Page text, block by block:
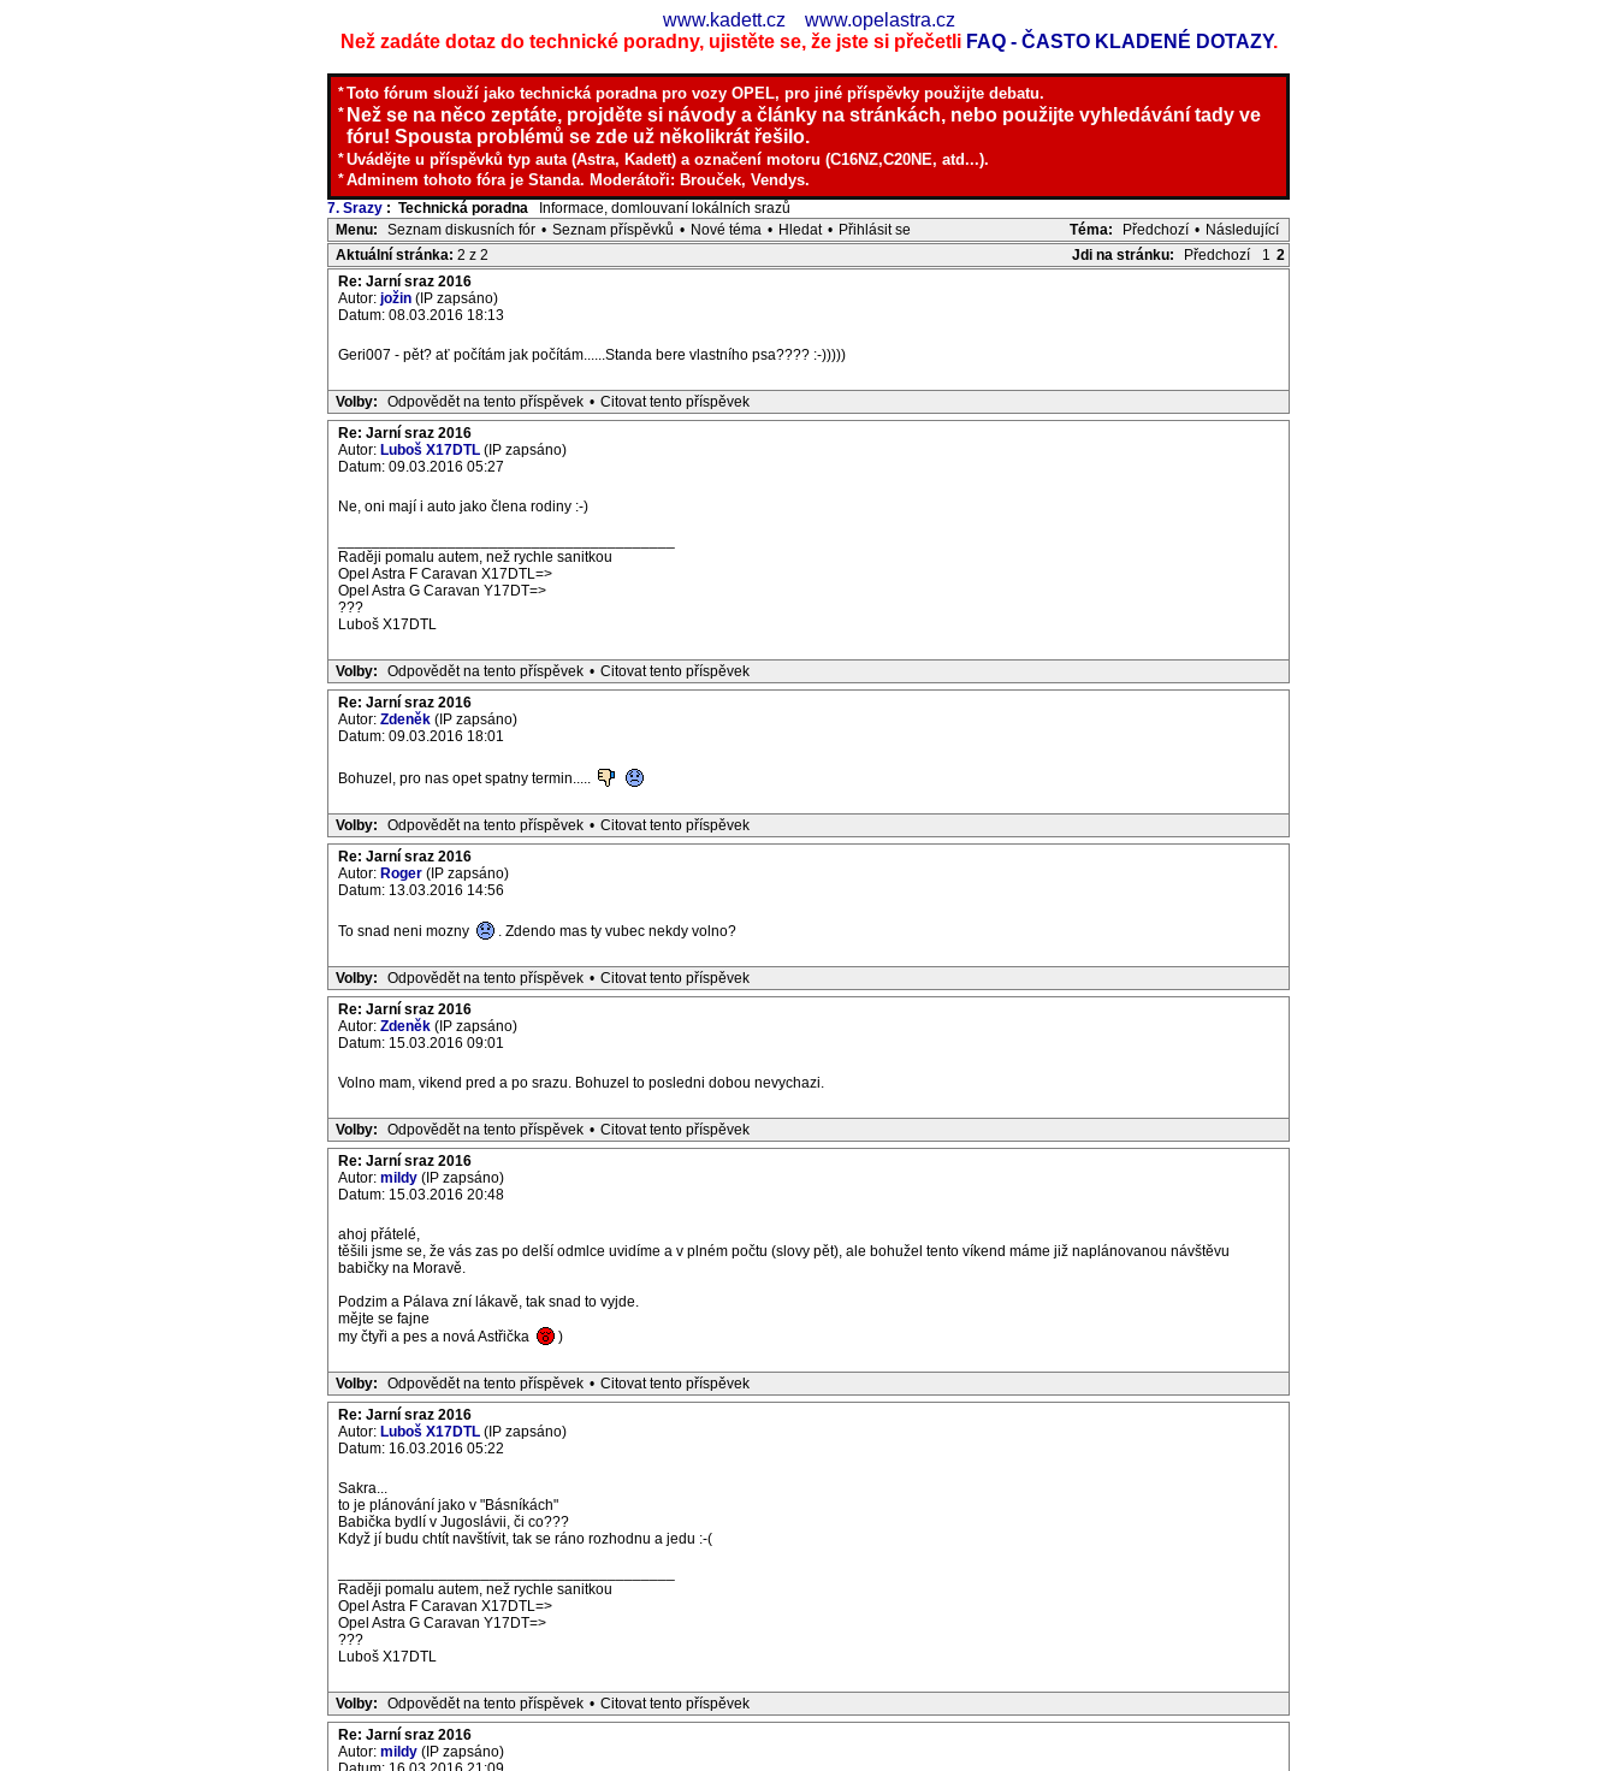
www.kadett.cz
www.opelastra.cz
Než zadáte dotaz do technické poradny, ujistěte se, že jste si přečetli FAQ - ČASTO KLADENÉ DOTAZY.
*Toto fórum slouží jako technická poradna pro vozy OPEL, pro jiné příspěvky použijte debatu.
* Než se na něco zeptáte, projděte si návody a články na stránkách, nebo použijte vyhledávání tady ve
fóru! Spousta problémů se zde už několikrát řešilo.
*Uvádějte u příspěvků typ auta (Astra, Kadett) a označení motoru (C16NZ,C20NE, atd...).
*Adminem tohoto fóra je Standa. Moderátoři: Brouček, Vendys.
7. Srazy : Technická poradna Informace, domlouvaní lokálních srazů
Téma:
Předchozí • Následující
Menu: Seznam diskusních fór • Seznam příspěvků • Nové téma • Hledat • Přihlásit se
Jdi na stránku:
Předchozí 1 2
Aktuální stránka: 2 z 2
Re: Jarní sraz 2016
Autor: jožin (IP zapsáno)
Datum: 08.03.2016 18:13
Geri007 - pět? ať počítám jak počítám......Standa bere vlastního psa???? :-)))))
Volby: Odpovědět na tento příspěvek • Citovat tento příspěvek
Re: Jarní sraz 2016
Autor: Luboš X17DTL (IP zapsáno)
Datum: 09.03.2016 05:27
Ne, oni mají i auto jako člena rodiny :-)
Raději pomalu autem, než rychle sanitkou
Opel Astra F Caravan X17DTL=>
Opel Astra G Caravan Y17DT=>
???
Luboš X17DTL
Volby: Odpovědět na tento příspěvek • Citovat tento příspěvek
Re: Jarní sraz 2016
Autor: Zdeněk (IP zapsáno)
Datum: 09.03.2016 18:01
Bohuzel, pro nas opet spatny termin.....
Volby: Odpovědět na tento příspěvek • Citovat tento příspěvek
Re: Jarní sraz 2016
Autor: Roger (IP zapsáno)
Datum: 13.03.2016 14:56
To snad neni mozny . Zdendo mas ty vubec nekdy volno?
Volby: Odpovědět na tento příspěvek • Citovat tento příspěvek
Re: Jarní sraz 2016
Autor: Zdeněk (IP zapsáno)
Datum: 15.03.2016 09:01
Volno mam, vikend pred a po srazu. Bohuzel to posledni dobou nevychazi.
Volby: Odpovědět na tento příspěvek • Citovat tento příspěvek
Re: Jarní sraz 2016
Autor: mildy (IP zapsáno)
Datum: 15.03.2016 20:48
ahoj přátelé,
těšili jsme se, že vás zas po delší odmlce uvidíme a v plném počtu (slovy pět), ale bohužel tento víkend máme již naplánovanou návštěvu
babičky na Moravě.
Podzim a Pálava zní lákavě, tak snad to vyjde.
mějte se fajne
my čtyři a pes a nová Astřička
)
Volby: Odpovědět na tento příspěvek • Citovat tento příspěvek
Re: Jarní sraz 2016
Autor: Luboš X17DTL (IP zapsáno)
Datum: 16.03.2016 05:22
Sakra...
to je plánování jako v "Básníkách"
Babička bydlí v Jugoslávii, či co???
Když jí budu chtít navštívit, tak se ráno rozhodnu a jedu :-(
Raději pomalu autem, než rychle sanitkou
Opel Astra F Caravan X17DTL=>
Opel Astra G Caravan Y17DT=>
???
Luboš X17DTL
Volby: Odpovědět na tento příspěvek • Citovat tento příspěvek
Re: Jarní sraz 2016
Autor: mildy (IP zapsáno)